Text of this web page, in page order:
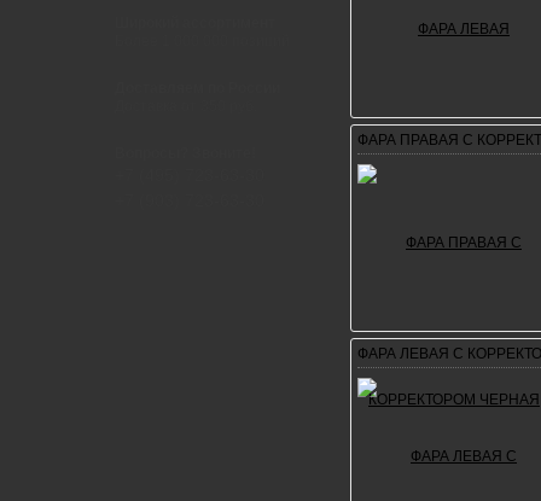
ФАРА ПРАВАЯ С
ФАРА ЛЕВАЯ С